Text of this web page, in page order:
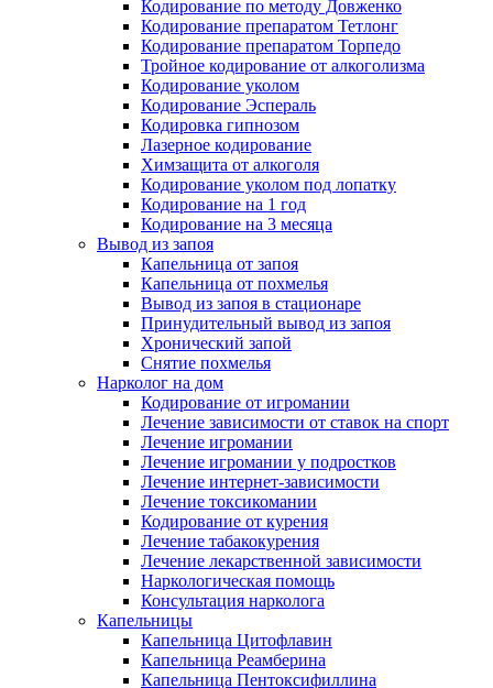
Кодирование по методу Довженко
Кодирование препаратом Тетлонг
Кодирование препаратом Торпедо
Тройное кодирование от алкоголизма
Кодирование уколом
Кодирование Эспераль
Кодировка гипнозом
Лазерное кодирование
Химзащита от алкоголя
Кодирование уколом под лопатку
Кодирование на 1 год
Кодирование на 3 месяца
Вывод из запоя
Капельница от запоя
Капельница от похмелья
Вывод из запоя в стационаре
Принудительный вывод из запоя
Хронический запой
Снятие похмелья
Нарколог на дом
Кодирование от игромании
Лечение зависимости от ставок на спорт
Лечение игромании
Лечение игромании у подростков
Лечение интернет-зависимости
Лечение токсикомании
Кодирование от курения
Лечение табакокурения
Лечение лекарственной зависимости
Наркологическая помощь
Консультация нарколога
Капельницы
Капельница Цитофлавин
Капельница Реамберина
Капельница Пентоксифиллина